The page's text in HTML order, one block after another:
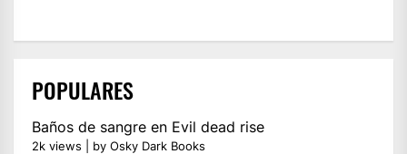
POPULARES
Baños de sangre en Evil dead rise
2k views by Osky Dark Books